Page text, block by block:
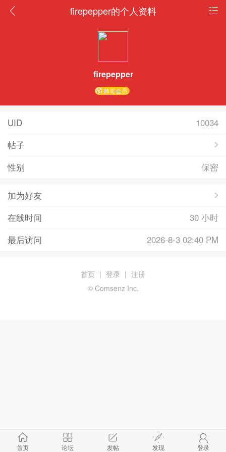
firepepper的个人资料
firepepper
帅哥会员
UID
10034
帖子
性别
保密
加为好友
在线时间
30 小时
最后访问
2026-8-3 02:40 PM
首页 论坛 发帖 发现 登录
首页 | 登录 | 注册
© Comsenz Inc.